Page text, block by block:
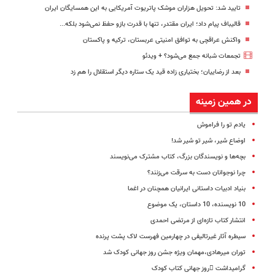
تایید شد: تحویل هزاران موشک پاتریوت آمریکایی به این همسایگان ایران
قالیباف پیام داد؛ ایران مقتدر، تنها با قدرت بازو حفظ نمی‌شود بلکه...
واکنش عراقچی به توافق امنیتی عربستان، ترکیه و پاکستان
تجمعات شبانه جمع می‌شود؟ + ویدئو
بعد از رضاییان؛ بختیاری زاده قید یک ستاره دیگر استقلال را هم زد
در همین زمینه
یادم تو را فراموش
اوضاع شیر، شیر تو شیر شد!
بچه‌ها و نویسندگان بزرگ، کتاب مشترک می‌نویسند
چرا نوجوانان دست به سرقت می‌زنند؟
بنیاد ادبیات داستانی ایرانیان همچنان در اغما
10 نویسنده، 10 داستان، یک موضوع
انتشار کتاب تازه‌ای از مرتضی احمدی
سیطره آثار غیرتالیفی در چهارمین فهرست لاک پشت پرنده
توران میرهادی،مهمان ویژه جشن روز جهانی کودک شد
گرامیداشت روز جهانی کتاب کودک